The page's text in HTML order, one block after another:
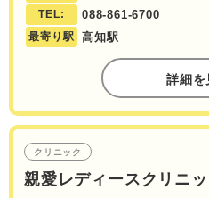
TEL: 088-861-6700
最寄り駅 高知駅
詳細を
クリニック
親愛レディースクリニッ